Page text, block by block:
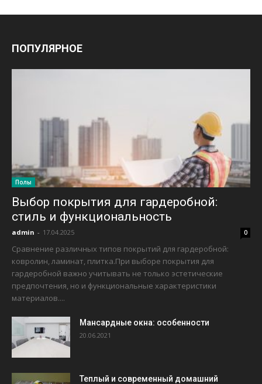
ПОПУЛЯРНОЕ
Полы
Выбор покрытия для гардеробной:
стиль и функциональность
admin - 17.04.2025 0
Сравнение различных типов покрытий для гардеробной:
ковролин, ламинат, плитка.При выборе покрытия для
гардеробной важно учитывать не только эстетические
предпочтения, но и функциональные характеристики
материалов....
Мансардные окна: особенности
20.06.2021
Теплый и современный домашний